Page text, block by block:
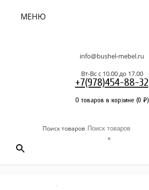
МЕНЮ
info@bushel-mebel.ru
Вт-Вс c 10.00 до 17.00
+7(978)454-88-32
0 товаров в корзине (0 ₽)
Поиск товаров
×